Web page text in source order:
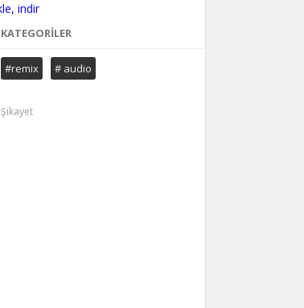
yukle, indir
KATEGORILER
#remix # audio
Şikayet